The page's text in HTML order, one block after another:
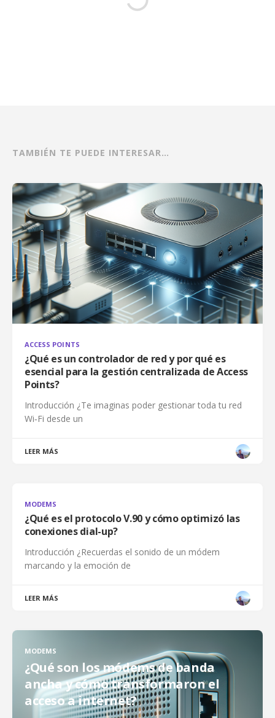
TAMBIÉN TE PUEDE INTERESAR…
ACCESS POINTS
¿Qué es un controlador de red y por qué es
esencial para la gestión centralizada de Access
Points?
Introducción ¿Te imaginas poder gestionar toda tu red
Wi‑Fi desde un
LEER MÁS
MODEMS
¿Qué es el protocolo V.90 y cómo optimizó las
conexiones dial-up?
Introducción ¿Recuerdas el sonido de un módem
marcando y la emoción de
LEER MÁS
MODEMS
¿Qué son los módems de banda
ancha y cómo transformaron el
acceso a internet?